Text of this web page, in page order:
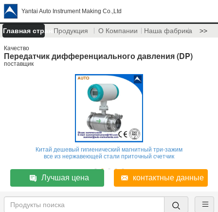
Yantai Auto Instrument Making Co.,Ltd
Главная страницаПродукция О Компании Наша фабрика >>
Качество
Передатчик дифференциального давления (DP)
поставщик
Китай дешевый гигиенический магнитный три-зажим
все из нержавеющей стали приточный счетчик
Лучшая цена контактные данные